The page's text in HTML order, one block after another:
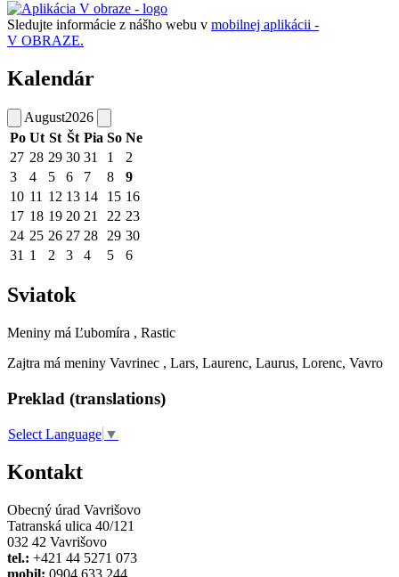
Sledujte informácie z nášho webu v mobilnej aplikácii -
V OBRAZE.
Kalendár
August2026
Po Ut St Št Pia So Ne
27 28 29 30 31 1
2
3
4 5 6 7 8
9
10 11 12 13 14 15 16
17 18 19 20 21 22 23
24 25 26 27 28 29 30
31 1 2 3 4 5 6
Sviatok
Meniny má Ľubomíra , Rastic
Zajtra má meniny Vavrinec , Lars, Laurenc, Laurus, Lorenc, Vavro
Preklad (translations)
Select Language ▼
Kontakt
Obecný úrad Vavrišovo
Tatranská ulica 40/121
032 42 Vavrišovo
tel.: +421 44 5271 073